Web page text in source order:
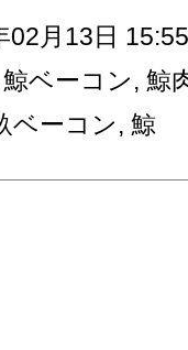
02月13日 15:55
鯨ベーコン, 鯨
ベーコン, 鯨